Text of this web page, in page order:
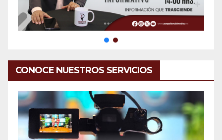
CONOCE NUESTROS SERVICIOS